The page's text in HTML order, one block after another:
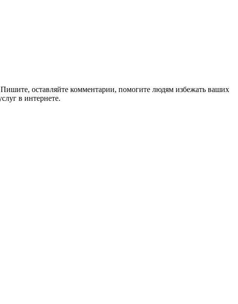
оставляйте комментарии, помогите людям избежать ваших
в интернете.